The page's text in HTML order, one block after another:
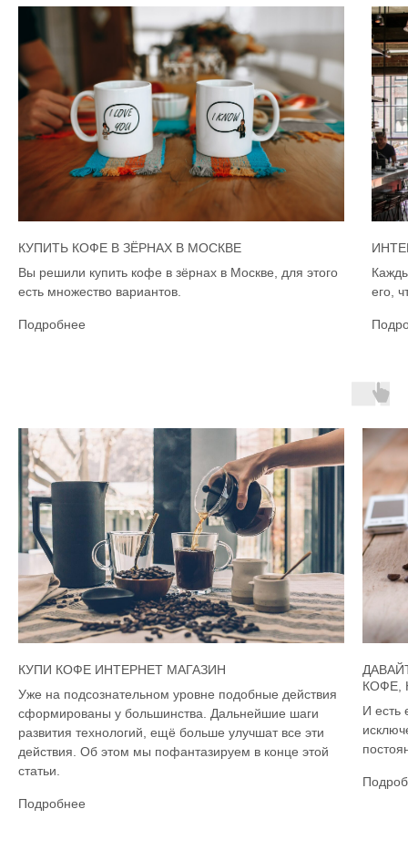
КУПИТЬ КОФЕ В ЗЁРНАХ В МОСКВЕ
Вы решили купить кофе в зёрнах в Москве, для этого
есть множество вариантов.
Подробнее
его,
КУПИ КОФЕ ИНТЕРНЕТ МАГАЗИН
Уже на подсознательном уровне подобные действия
сформированы у большинства. Дальнейшие шаги
развития технологий, ещё больше улучшат все эти
действия. Об этом мы пофантазируем в конце этой
статьи.
Подробнее
КОФЕ,
И есть